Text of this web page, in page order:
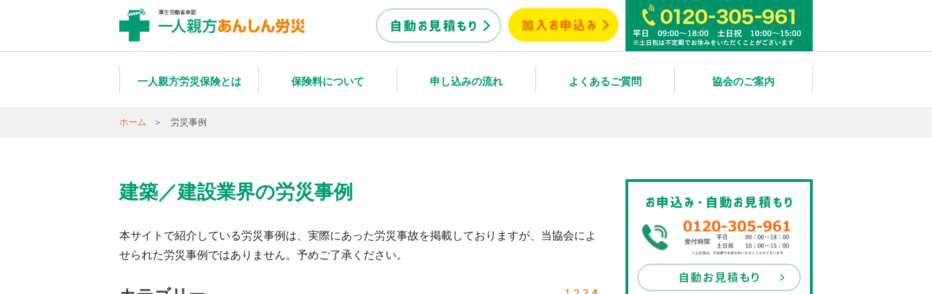
一人親方労災保険とは 保険料について 申し込みの流れ よくあるご質問 協会のご案内
ホーム 労災事例
建築／建設業界の労災事例
本サイトで紹介している労災事例は、実際にあった労災事故を掲載しておりますが、当協会によ
せられた労災事例ではありません。予めご了承ください。